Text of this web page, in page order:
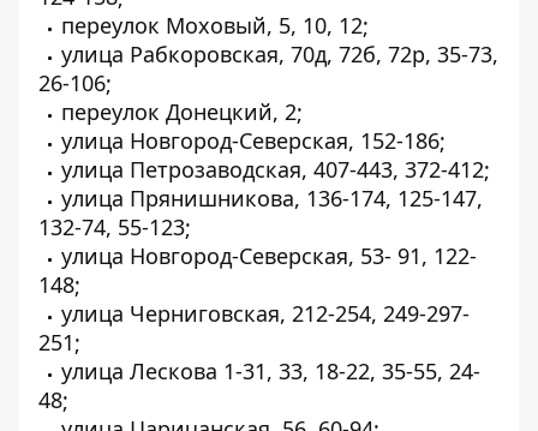
переулок Моховый, 5, 10, 12;
улица Рабкоровская, 70д, 72б, 72р, 35-73,
26-106;
переулок Донецкий, 2;
улица Новгород-Северская, 152-186;
улица Петрозаводская, 407-443, 372-412;
улица Прянишникова, 136-174, 125-147,
132-74, 55-123;
улица Новгород-Северская, 53- 91, 122-
148;
улица Черниговская, 212-254, 249-297-
251;
улица Лескова 1-31, 33, 18-22, 35-55, 24-
48;